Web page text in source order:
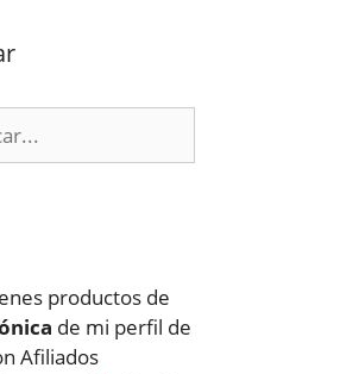
productos de
de mi perfil de
Afiliados